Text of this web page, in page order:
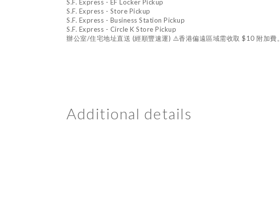
S.F. Express - EF Locker Pickup
S.F. Express - Store Pickup
S.F. Express - Business Station Pickup
S.F. Express - Circle K Store Pickup
辦公室/住宅地址直送 (經順豐速運) ⚠️香港偏遠區域需收取 $10 附加費。
Additional details